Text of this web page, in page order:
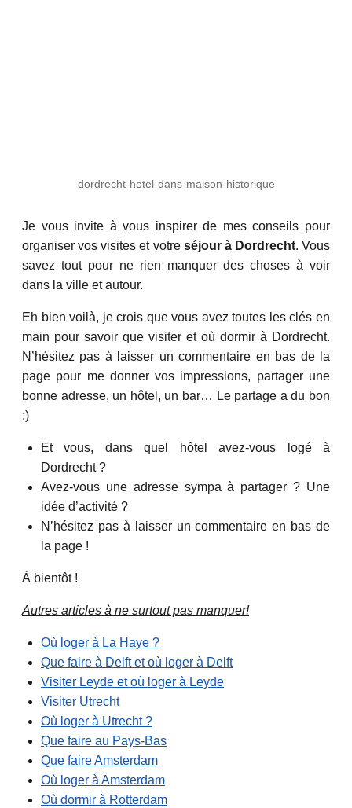
dordrecht-hotel-dans-maison-historique
Je vous invite à vous inspirer de mes conseils pour
organiser vos visites et votre séjour à Dordrecht. Vous
savez tout pour ne rien manquer des choses à voir
dans la ville et autour.
Eh bien voilà, je crois que vous avez toutes les clés en
main pour savoir que visiter et où dormir à Dordrecht.
N’hésitez pas à laisser un commentaire en bas de la
page pour me donner vos impressions, partager une
bonne adresse, un hôtel, un bar… Le partage a du bon
;)
Et vous, dans quel hôtel avez-vous logé à
Dordrecht ?
Avez-vous une adresse sympa à partager ? Une
idée d’activité ?
N’hésitez pas à laisser un commentaire en bas de
la page !
À bientôt !
Autres articles à ne surtout pas manquer!
Où loger à La Haye ?
Que faire à Delft et où loger à Delft
Visiter Leyde et où loger à Leyde
Visiter Utrecht
Où loger à Utrecht ?
Que faire au Pays-Bas
Que faire Amsterdam
Où loger à Amsterdam
Où dormir à Rotterdam